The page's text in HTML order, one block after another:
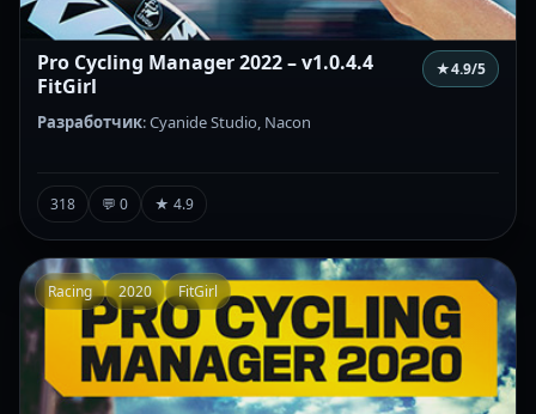
Pro Cycling Manager 2022 – v1.0.4.4
FitGirl
★4.9/5
Разработчик: Cyanide Studio, Nacon
318 💬 0 ★ 4.9
Racing 2020 FitGirl